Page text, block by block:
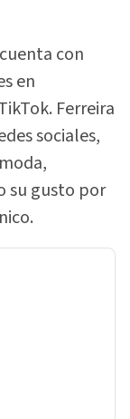
con
en
Ferreira
sociales,
su gusto por